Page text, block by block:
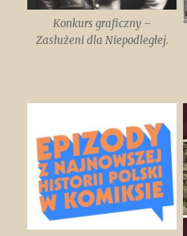
Konkurs graficzny –
Zasłużeni dla Niepodległej.